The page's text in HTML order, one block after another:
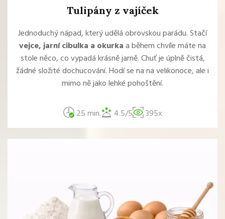
Tulipány z vajíček
Jednoduchý nápad, který udělá obrovskou parádu. Stačí
vejce, jarní cibulka a okurkaa během chvíle máte na
stole něco, co vypadá krásně jarně. Chuť je úplně čistá,
žádné složité dochucování. Hodí se na na velikonoce, ale i
mimo ně jako lehké pohoštění.
25 min. 4.5/5 395x